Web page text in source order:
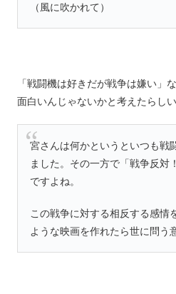
（風に吹かれて）
「戦闘機は好きだが戦争は嫌い」
面白いんじゃないかと考えたらしい
宮さんは何かというといつも戦
ました。その一方で「戦争反対
ですよね。
この戦争に対する相反する感情
ような映画を作れたら世に問う